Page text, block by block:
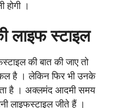
।
लाइफ स्टाइल
की बात की जाए तो
है । लेकिन फिर भी उनके
है । अक्लमंद आदमी समय
लाइफस्टाइल जीते हैं ।